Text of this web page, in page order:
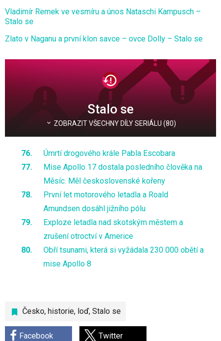
Stalo se
ZOBRAZIT VŠECHNY DÍLY SERIÁLU (80)
Úmrtí drogového krále Pabla Escobara
Mise Apollo 17 dostala posledního člověka na
Měsíc. Měl československé kořeny
První let motorového letadla a Roald
Amundsen dosáhl jižního pólu
Exploze letadla nad skotským městem a
zrušení otroctví v Americe
Obří tsunami, která si vyžádala 230 000 obětí a
mise Apollo 8
Česko, historie, loď, Stalo se
Facebook Twitter
Vladimír Remek ve vesmíru a únos Nataschi Kampusch –
Stalo se
Zlato v Naganu a první klon savce – ovce Dolly – Stalo se